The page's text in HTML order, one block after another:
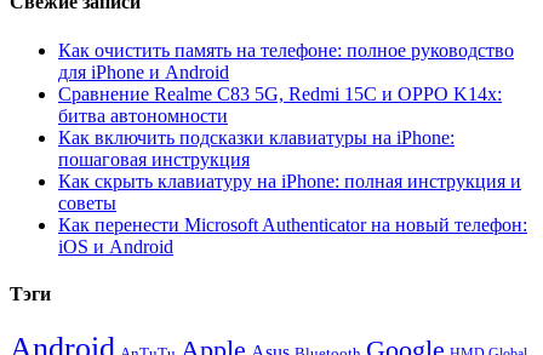
Как очистить память на телефоне: полное руководство
для iPhone и Android
Сравнение Realme C83 5G, Redmi 15C и OPPO K14x:
битва автономности
Как включить подсказки клавиатуры на iPhone:
пошаговая инструкция
Как скрыть клавиатуру на iPhone: полная инструкция и
советы
Как перенести Microsoft Authenticator на новый телефон:
iOS и Android
Тэги